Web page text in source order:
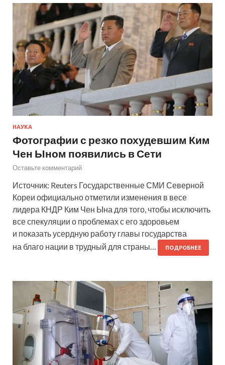
НАУКА
Фотографии с резко похудевшим Ким
Чен Ыном появились в Сети
Оставьте комментарий
Источник: Reuters Государственные СМИ Северной
Кореи официально отметили изменения в весе
лидера КНДР Ким Чен Ына для того, чтобы исключить
все спекуляции о проблемах с его здоровьем
и показать усердную работу главы государства
на благо нации в трудный для страны…
ПОДРОБНЕЕ